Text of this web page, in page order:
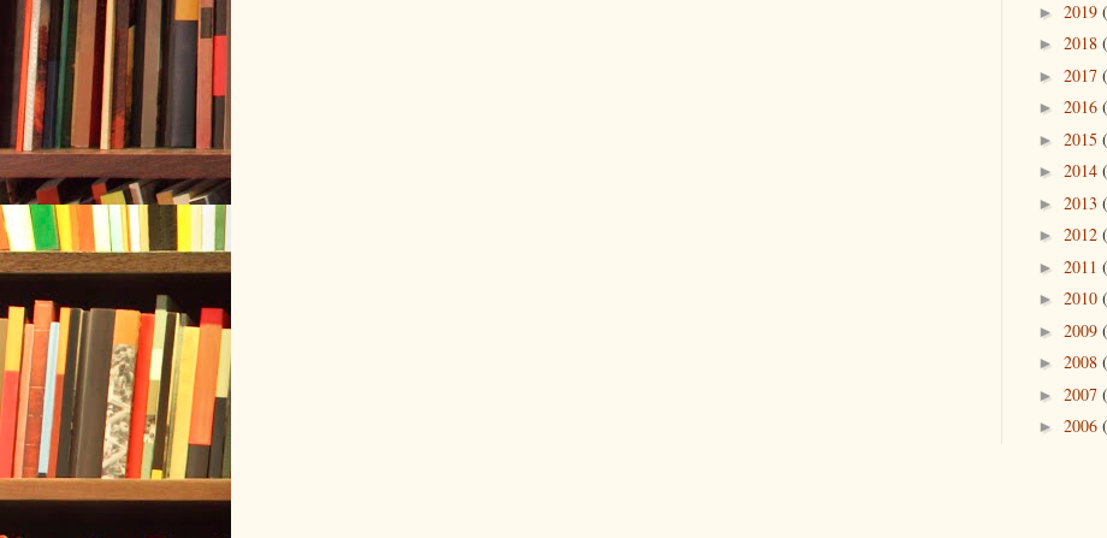
► 2019
► 2018
► 2017
► 2016
► 2015
► 2014
► 2013
► 2012
► 2011
► 2010
► 2009
► 2008
► 2007
► 2006